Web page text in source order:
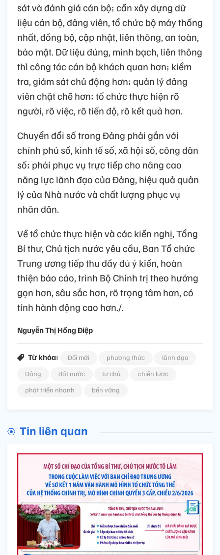
sát và đánh giá cán bộ; cần xây dựng dữ
liệu cán bộ, đảng viên, tổ chức bộ máy thống
nhất, đồng bộ, cập nhật, liên thông, an toàn,
bảo mật. Dữ liệu đúng, minh bạch, liên thông
thì công tác cán bộ khách quan hơn; kiểm
tra, giám sát chủ động hơn; quản lý đảng
viên chặt chẽ hơn; tổ chức thực hiện rõ
người, rõ việc, rõ tiến độ, rõ kết quả hơn.
Chuyển đổi số trong Đảng phải gắn với
chính phủ số, kinh tế số, xã hội số, công dân
số; phải phục vụ trực tiếp cho nâng cao
năng lực lãnh đạo của Đảng, hiệu quả quản
lý của Nhà nước và chất lượng phục vụ
nhân dân.
Về tổ chức thực hiện và các kiến nghị, Tổng
Bí thư, Chủ tịch nước yêu cầu, Ban Tổ chức
Trung ương tiếp thu đầy đủ ý kiến, hoàn
thiện báo cáo, trình Bộ Chính trị theo hướng
gọn hơn, sâu sắc hơn, rõ trọng tâm hơn, có
tính hành động cao hơn./.
Nguyễn Thị Hồng Điệp
Từ khóa: Đổi mới phương thức
lãnh đạo
Đảng
đất nước tự chủ
chiến lược
phát triển nhanh
bền vững
Tin liên quan